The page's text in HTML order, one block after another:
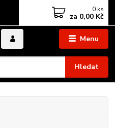
Menu
Hledat
0 ks
za 0,00 Kč